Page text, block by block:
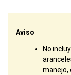
Aviso
No
manejo,